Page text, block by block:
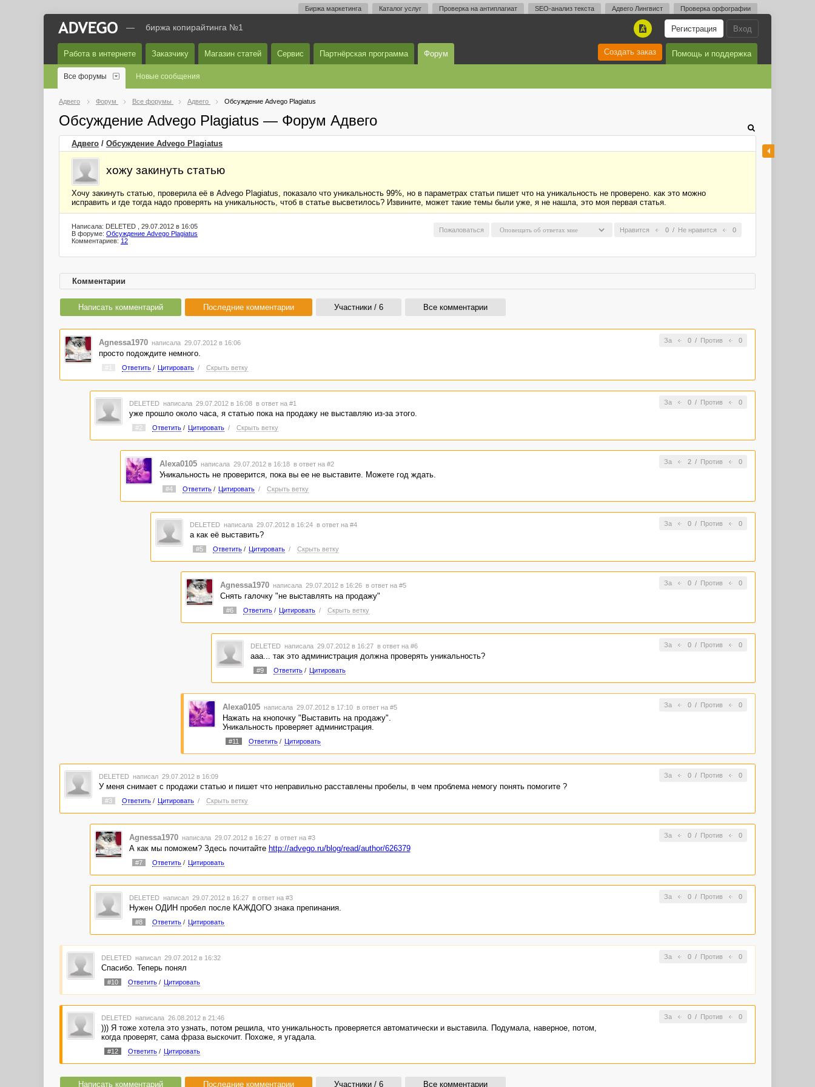
Биржа маркетинга Каталог услуг Проверка на антиплагиат SEO-анализ текста Адвего Лингвист Проверка орфографии
Вход
Регистрация
A
— биржа копирайтинга №1
Работа в интернете Заказчику Магазин статей Сервис Партнёрская программа Форум Помощь и поддержка
Создать заказ
Все форумы Новые сообщения
Адвего Форум Все форумы Адвего Обсуждение Advego Plagiatus
Обсуждение Advego Plagiatus — Форум Адвего
Адвего / Обсуждение Advego Plagiatus
хожу закинуть статью
Хочу закинуть статью, проверила её в Advego Plagiatus, показало что уникальность 99%, но в параметрах статьи пишет что на уникальность не проверено. как это можно
исправить и где тогда надо проверять на уникальность, чтоб в статье высветилось? Извините, может такие темы были уже, я не нашла, это моя первая статья.
Нравится 0 / Не нравится 0
Пожаловаться
Написала: DELETED , 29.07.2012 в 16:05
В форуме: Обсуждение Advego Plagiatus
Комментариев: 12
Комментарии
Написать комментарий Последние комментарии Участники / 6 Все комментарии
За 0/ Против 0
Agnessa1970 написала 29.07.2012 в 16:06
просто подождите немного.
Ответить/ Цитировать / Скрыть ветку
За 0/ Против 0
DELETED написала 29.07.2012 в 16:08 в ответ на #1
уже прошло около часа, я статью пока на продажу не выставляю из-за этого.
#2 Ответить/ Цитировать / Скрыть ветку
За 2/ Против 0
Alexa0105 написала 29.07.2012 в 16:18 в ответ на #2
Уникальность не проверится, пока вы ее не выставите. Можете год ждать.
#4 Ответить/ Цитировать / Скрыть ветку
За 0/ Против 0
DELETED написала 29.07.2012 в 16:24 в ответ на #4
а как её выставить?
#5 Ответить/ Цитировать / Скрыть ветку
За 0/ Против 0
Agnessa1970 написала 29.07.2012 в 16:26 в ответ на #5
Снять галочку "не выставлять на продажу"
#6 Ответить/ Цитировать / Скрыть ветку
За 0/ Против 0
DELETED написала 29.07.2012 в 16:27 в ответ на #6
ааа... так это администрация должна проверять уникальность?
#9 Ответить/ Цитировать
За 0/ Против 0
Alexa0105 написала 29.07.2012 в 17:10 в ответ на #5
Нажать на кнопочку "Выставить на продажу".
Уникальность проверяет администрация.
#11 Ответить/ Цитировать
За 0/ Против 0
DELETED написал 29.07.2012 в 16:09
У меня снимает с продажи статью и пишет что неправильно расставлены пробелы, в чем проблема немогу понять помогите ?
#3 Ответить/ Цитировать / Скрыть ветку
За 0/ Против 0
Agnessa1970 написала 29.07.2012 в 16:27 в ответ на #3
А как мы поможем? Здесь почитайте http://advego.ru/blog/read/author/626379
#7 Ответить/ Цитировать
За 0/ Против 0
DELETED написал 29.07.2012 в 16:27 в ответ на #3
Нужен ОДИН пробел после КАЖДОГО знака препинания.
#8 Ответить/ Цитировать
За 0/ Против 0
DELETED написал 29.07.2012 в 16:32
Спасибо. Теперь понял
#10 Ответить/ Цитировать
За 0/ Против 0
DELETED написала 26.08.2012 в 21:46
))) Я тоже хотела это узнать, потом решила, что уникальность проверяется автоматически и выставила. Подумала, наверное, потом,
когда проверят, сама фраза выскочит. Похоже, я угадала.
#12 Ответить/ Цитировать
Написать комментарий Последние комментарии Участники / 6 Все комментарии